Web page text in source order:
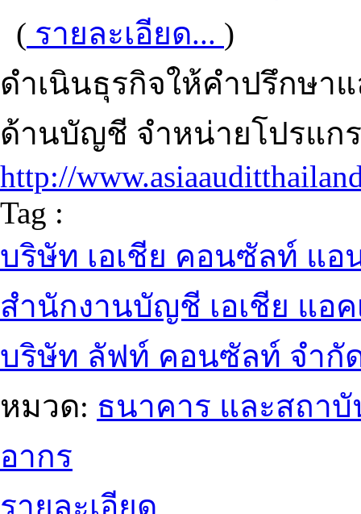
( รายละเอียด... )
ดำเนินธุรกิจให้คำปรึกษา
ด้านบัญชี จำหน่ายโปรแก
http://
Tag :
บริษัท เอเชีย คอนซัลท์ แ
สำนักงานบัญชี เอเชีย แอ
บริษัท ลัฟท์ คอนซัลท์ จำกั
หมวด: ธนาคาร และสถาบั
อากร
รายละเอียด